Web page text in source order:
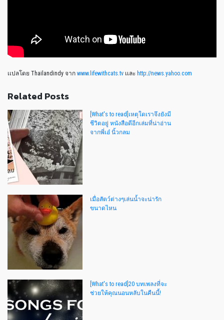
เเปลโดย Thailandindy จาก www.lifewithcats.tv เเละ http://news.yahoo.com
Related Posts
[What's to read]เหตุใดเราจึงยังมี
ชีวิตอยู่ หนังสือดีอีกเล่มที่น่าอ่าน
จากพี่เอ๋ นิ้วกลม
เมื่อสัตว์ต่างๆเล่นน้ำจะน่ารัก
ขนาดไหน
[What's to read]20 บทเพลงที่จะ
ช่วยให้คุณนอนหลับในคืนนี้!